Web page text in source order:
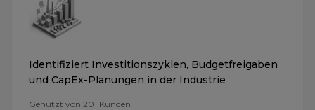
Identifiziert Investitionszyklen, Budgetfreigaben
und CapEx-Planungen in der Industrie
Genutzt von 201 Kunden